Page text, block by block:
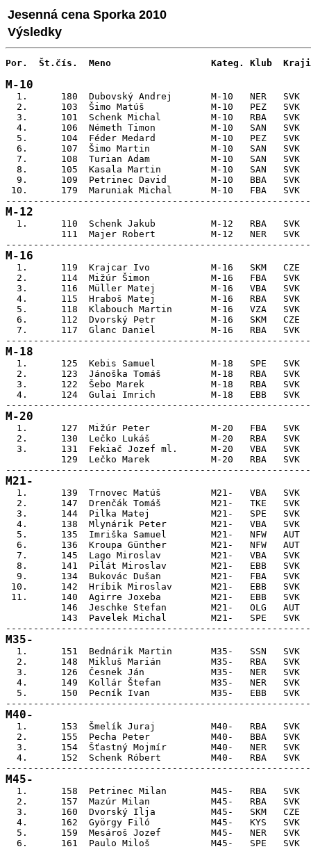
Jesenná cena Sporka 2010
Výsledky
M-10
1.      180  Dubovský Andrej       M-10
2.      103  Šimo Matúš            M-10   PEZ
3.      101  Schenk Michal         M-10   RBA
4.      106  Németh Timon          M-10   SAN
5.      104  Féder Medard          M-10   PEZ
6.      107  Šimo Martin           M-10   SAN
7.      108  Turian Adam           M-10   SAN
8.      105  Kasala Martin         M-10   SAN
9.      109  Petrinec David        M-10   BBA
10.      179  Maruniak Michal       M-10   FBA
M-12
1.      110  Schenk Jakub          M-12
111  Majer Robert          M-12   NER
M-16
1.      119  Krajcar Ivo           M-16   SKM
2.      114  Mižúr Šimon           M-16   FBA
3.      116  Müller Matej          M-16   VBA
4.      115  Hraboš Matej          M-16   RBA
5.      118  Klabouch Martin       M-16   VZA
6.      112  Dvorský Petr          M-16   SKM
7.      117  Glanc Daniel          M-16   RBA
M-18
1.      125  Kebis Samuel          M-18
2.      123  Jánoška Tomáš         M-18   RBA
3.      122  Šebo Marek            M-18   RBA
4.      124  Gulai Imrich          M-18   EBB
M-20
1.      127  Mižúr Peter           M-20   FBA
2.      130  Lečko Lukáš           M-20   RBA
3.      131  Fekiač Jozef ml.      M-20   VBA
129  Lečko Marek           M-20   RBA
M21-
1.      139  Trnovec Matúš         M21-
2.      147  Drenčák Tomáš         M21-   TKE
3.      144  Pilka Matej           M21-   SPE
4.      138  Mlynárik Peter        M21-   VBA
5.      135  Imriška Samuel        M21-   NFW
6.      136  Kroupa Günther        M21-   NFW
7.      145  Lago Miroslav         M21-   VBA
8.      141  Pilát Miroslav        M21-   EBB
9.      134  Bukovác Dušan         M21-   FBA
10.      142  Hríbik Miroslav       M21-   EBB
11.      140  Agirre Joxeba         M21-   EBB
146  Jeschke Stefan        M21-   OLG
143  Pavelek Michal        M21-   SPE
M35-
1.      151  Bednárik Martin       M35-
2.      148  Mikluš Marián         M35-   RBA
3.      126  Česnek Ján            M35-   NER
4.      149  Kollár Štefan         M35-   NER
5.      150  Pecník Ivan           M35-   EBB
M40-
1.      153  Šmelík Juraj          M40-   RBA
2.      155  Pecha Peter           M40-   BBA
3.      154  Šťastný Mojmír        M40-   NER
4.      152  Schenk Róbert         M40-   RBA
M45-
1.      158  Petrinec Milan        M45-   RBA
2.      157  Mazúr Milan           M45-   RBA
3.      160  Dvorský Ilja          M45-   SKM
4.      162  György Filó           M45-   KYS
5.      159  Mesároš Jozef         M45-   NER
6.      161  Paulo Miloš           M45-   SPE